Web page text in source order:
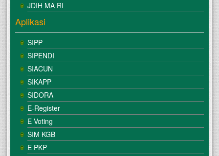
JDIH MA RI
Aplikasi
SIPP
SIPENDI
SIACUN
SIKAPP
SIDORA
E-Register
E Voting
SIM KGB
E PKP